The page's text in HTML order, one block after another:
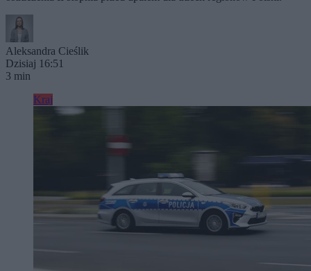
Aleksandra Cieślik
Dzisiaj 16:51
3 min
Kraj